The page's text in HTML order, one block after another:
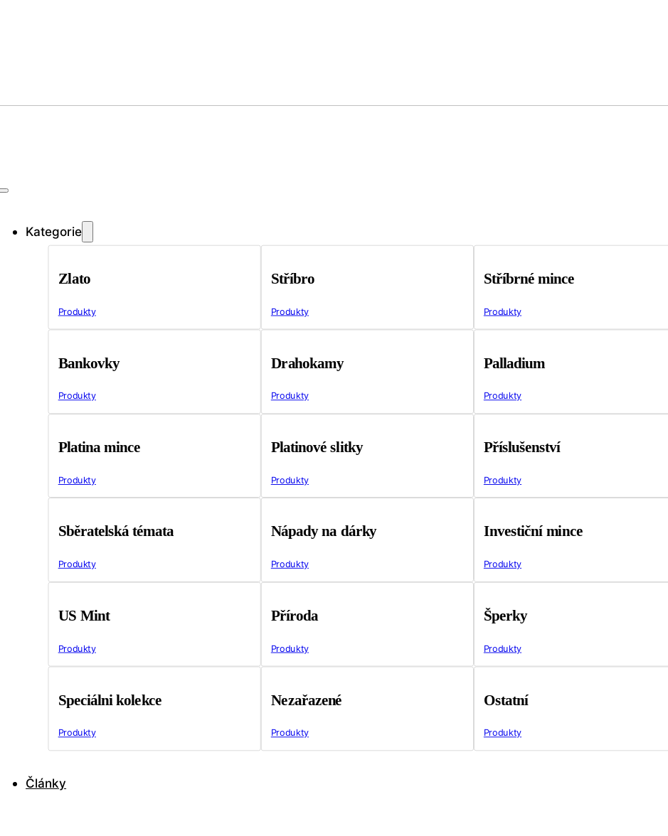
Kategorie
Zlato
Produkty
Stříbro
Produkty
Stříbrné mince
Produkty
Bankovky
Produkty
Drahokamy
Produkty
Palladium
Produkty
Platina mince
Produkty
Platinové slitky
Produkty
Příslušenství
Produkty
Sběratelská témata
Produkty
Nápady na dárky
Produkty
Investiční mince
Produkty
US Mint
Produkty
Příroda
Produkty
Šperky
Produkty
Speciálni kolekce
Produkty
Nezařazené
Produkty
Ostatní
Produkty
Články